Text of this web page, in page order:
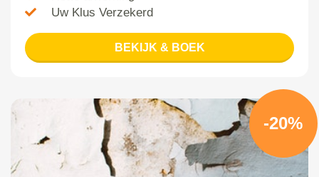
Uw Klus Verzekerd
BEKIJK & BOEK
-20%